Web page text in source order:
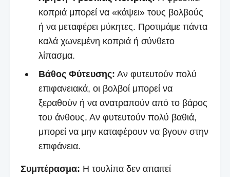
κοπριά μπορεί να «κάψει» τους βολβούς
ή να μεταφέρει μύκητες. Προτιμάμε πάντα
καλά χωνεμένη κοπριά ή σύνθετο
λίπασμα.
Βάθος Φύτευσης: Αν φυτευτούν πολύ
επιφανειακά, οι βολβοί μπορεί να
ξεραθούν ή να ανατραπούν από το βάρος
του άνθους. Αν φυτευτούν πολύ βαθιά,
μπορεί να μην καταφέρουν να βγουν στην
επιφάνεια.
Συμπέρασμα: Η τουλίπα δεν απαιτεί